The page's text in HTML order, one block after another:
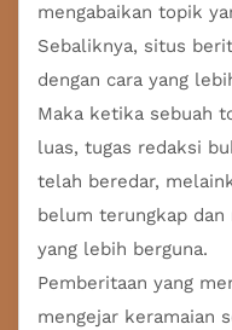
mengabaikan topik
Sebaliknya, situs
dengan cara yang
Maka ketika sebuah
luas, tugas redaksi
telah beredar,
belum terungkap dan
yang lebih berguna.
Pemberitaan yang
mengejar keramaian